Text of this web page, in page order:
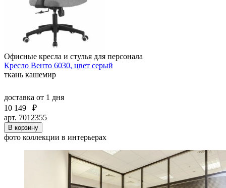
Офисные кресла и стулья для персонала
Кресло Венто 6030, цвет серый
ткань кашемир
доставка от 1 дня
10 149
₽
арт. 7012355
В корзину
фото коллекции в интерьерах